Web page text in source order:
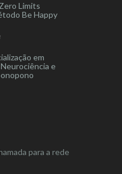
Limits
Be Happy
em
e
para a rede